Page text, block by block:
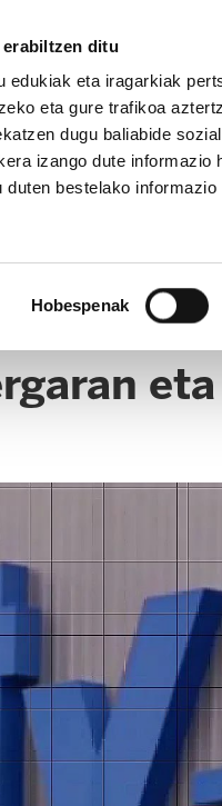
ditu
edukiak eta iragarkiak
eta gure trafikoa
dugu baliabide
izango dute
bestelako
Hobespenak